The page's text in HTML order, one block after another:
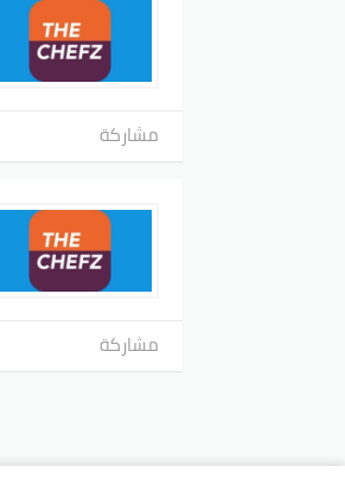
مشاركة
مشاركة